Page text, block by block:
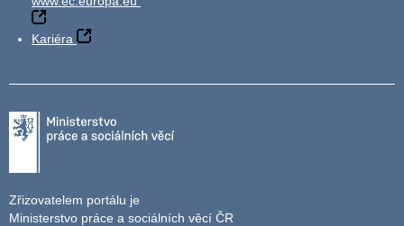
Kariéra
Zřizovatelem portálu je
Ministerstvo práce a sociálních věcí ČR